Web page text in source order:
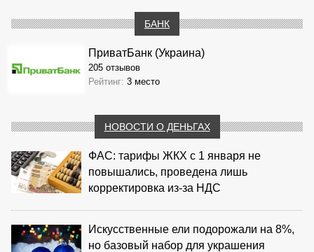
БАНК
ПриватБанк (Украина)
205 отзывов
Рейтинг: 3 место
НОВОСТИ О ДЕНЬГАХ
ФАС: тарифы ЖКХ с 1 января не
повышались, проведена лишь
корректировка из‑за НДС
Искусственные ели подорожали на 8%,
но базовый набор для украшения